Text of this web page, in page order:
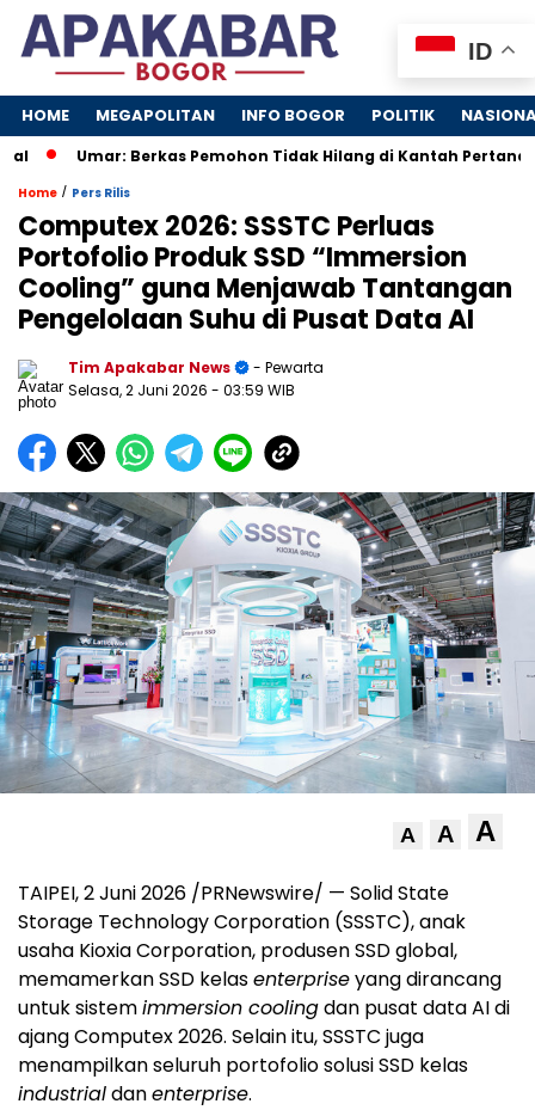
HOME MEGAPOLITAN INFO BOGOR POLITIK
Umar: Berkas Pemohon Tidak Hilang di Kantah Pertanahan
Home / Pers Rilis
Computex 2026: SSSTC Perluas
Portofolio Produk SSD “Immersion
Cooling” guna Menjawab Tantangan
Pengelolaan Suhu di Pusat Data AI
Tim Apakabar News
- Pewarta
Selasa, 2 Juni 2026 - 03:59 WIB
A A A
TAIPEI, 2 Juni 2026 /PRNewswire/ — Solid State
Storage Technology Corporation (SSSTC), anak
usaha Kioxia Corporation, produsen SSD global,
memamerkan SSD kelasenterpriseyang dirancang
untuk sistemimmersion coolingdan pusat data AI di
ajang Computex 2026. Selain itu, SSSTC juga
menampilkan seluruh portofolio solusi SSD kelas
industrialdanenterprise.
ID